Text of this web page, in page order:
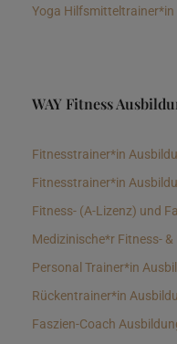
Yoga Hilfsmitteltrainer*in
WAY Fitness
Fitnesstrainer*in
Fitnesstrainer*in
Fitness- (A-Lizenz) und
Medizinische*r Fitness-
Personal Trainer*in
Rückentrainer*in
Faszien-Coach